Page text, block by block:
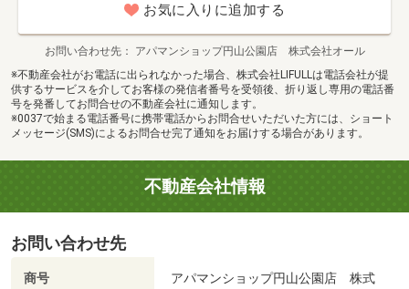
お気に入りに追加する
お問い合わせ先
アパマンショップ円山公園店 株式会社オール
※不動産会社がお電話に出られなかった場合、株式会社LIFULLは電話会社が提
供するサービスを介してお客様の発信者番号を受領後、折り返し専用の電話番
号を発番してお問合せの不動産会社に通知します。
※0037で始まる電話番号に携帯電話からお問合せいただいた方には、ショート
メッセージ(SMS)によるお問合せ完了通知をお届けする場合があります。
不動産会社情報
お問い合わせ先
商号
アパマンショップ円山公園店 株式